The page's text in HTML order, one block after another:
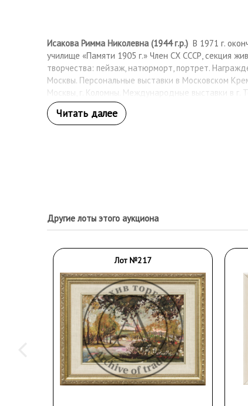
Исакова Римма Николевна (1944 г.р.) В 1971 г.
училище «Памяти 1905 г.» Член СХ СССР, секция
творчества: пейзаж, натюрморт, портрет.
Москвы. Персональные выставки в Московском
Москвы, г. Коломны. Международные выставки в г.
Другие лоты этого аукциона
Лот №217